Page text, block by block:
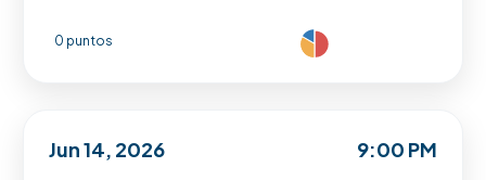
0 puntos
Jun 14, 2026 9:00 PM